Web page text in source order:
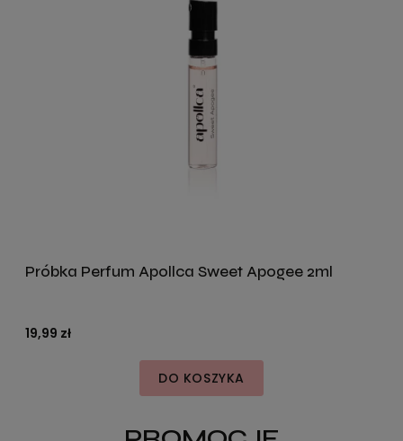
Próbka Perfum Apollca Sweet Apogee 2ml
19,99 zł
DO KOSZYKA